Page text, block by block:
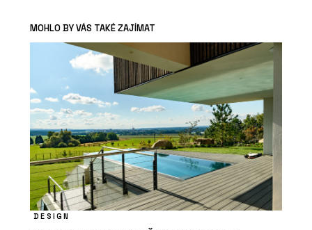
MOHLO BY VÁS TAKÉ ZAJÍMAT
DESIGN